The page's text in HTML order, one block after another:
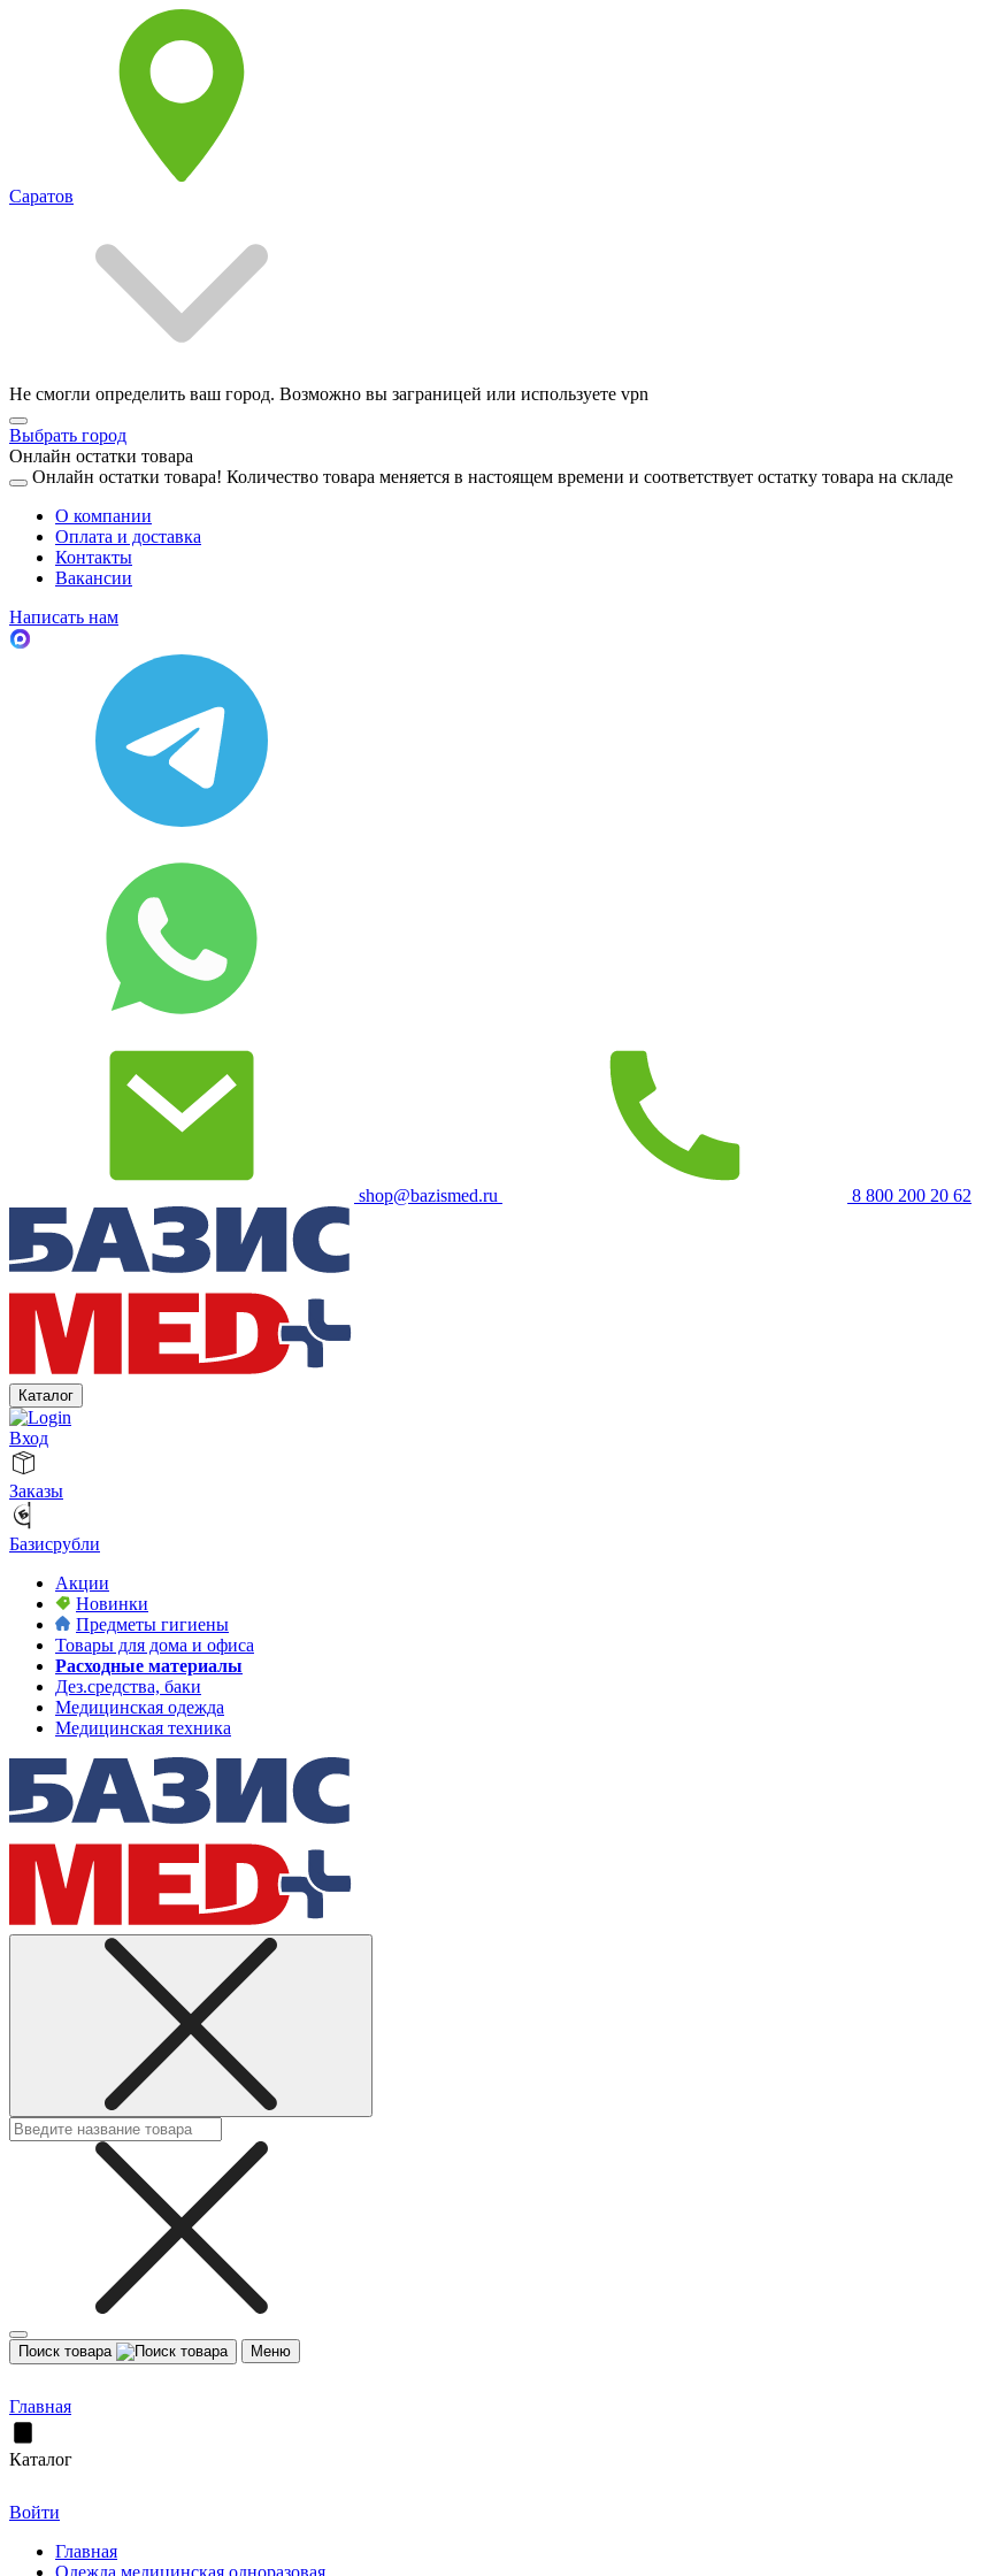
Саратов
Не смогли определить ваш город. Возможно вы заграницей или используете vpn
Выбрать город
Онлайн остатки товара
Онлайн остатки товара! Количество товара меняется в настоящем времени и соответствует остатку товара на складе
О компании
Оплата и доставка
Контакты
Вакансии
Написать нам
shop@bazismed.ru 8 800 200 20 62
Каталог
Вход
Заказы
Базисрубли
Акции
Новинки
Предметы гигиены
Товары для дома и офиса
Расходные материалы
Дез.средства, баки
Медицинская одежда
Медицинская техника
Поиск товара Меню
Главная
Каталог
Войти
Главная
Одежда медицинская одноразовая